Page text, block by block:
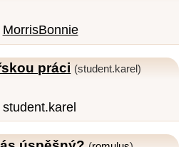
MorrisBonnie
práci (student.karel)